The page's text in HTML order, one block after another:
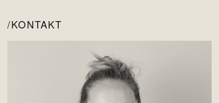
KONTAKT